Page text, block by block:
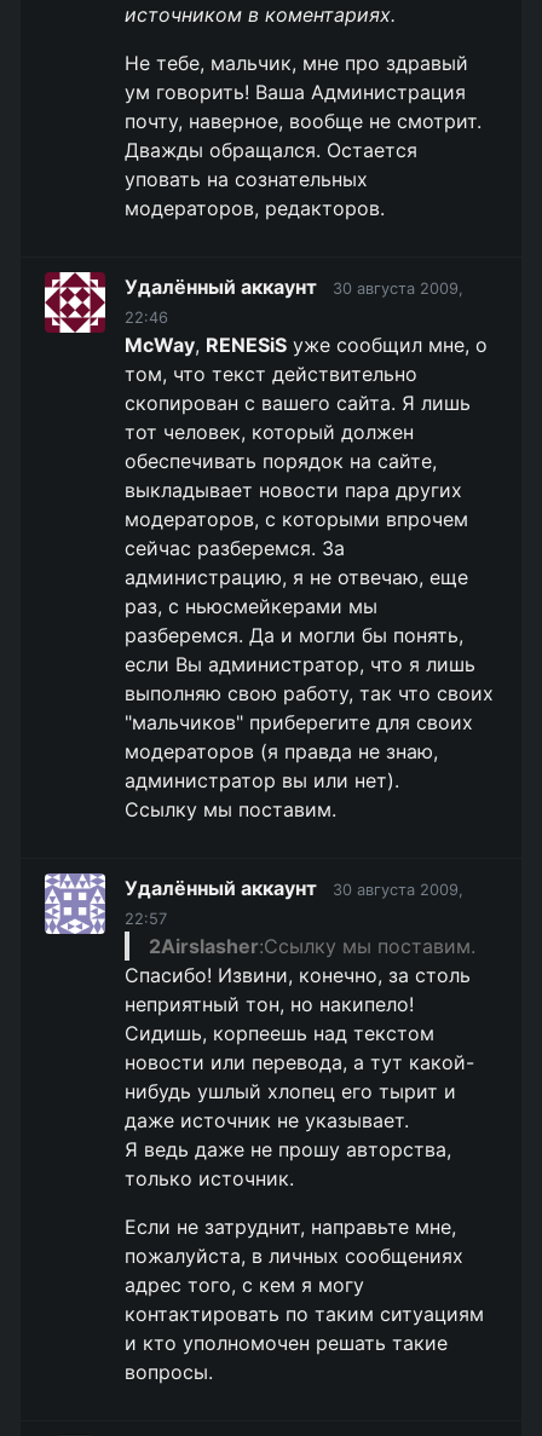
источником в коментариях.
Не тебе, мальчик, мне про здравый
ум говорить! Ваша Администрация
почту, наверное, вообще не смотрит.
Дважды обращался. Остается
уповать на сознательных
модераторов, редакторов.
Удалённый аккаунт
30 августа 2009,
22:46
McWay, RENESiS уже сообщил мне, о
том, что текст действительно
скопирован с вашего сайта. Я лишь
тот человек, который должен
обеспечивать порядок на сайте,
выкладывает новости пара других
модераторов, с которыми впрочем
сейчас разберемся. За
администрацию, я не отвечаю, еще
раз, с ньюсмейкерами мы
разберемся. Да и могли бы понять,
если Вы администратор, что я лишь
выполняю свою работу, так что своих
"мальчиков" приберегите для своих
модераторов (я правда не знаю,
администратор вы или нет).
Ссылку мы поставим.
Удалённый аккаунт
30 августа 2009,
22:57
2Airslasher:Ссылку мы поставим.
Спасибо! Извини, конечно, за столь
неприятный тон, но накипело!
Сидишь, корпеешь над текстом
новости или перевода, а тут какой-
нибудь ушлый хлопец его тырит и
даже источник не указывает.
Я ведь даже не прошу авторства,
только источник.
Если не затруднит, направьте мне,
пожалуйста, в личных сообщениях
адрес того, с кем я могу
контактировать по таким ситуациям
и кто уполномочен решать такие
вопросы.